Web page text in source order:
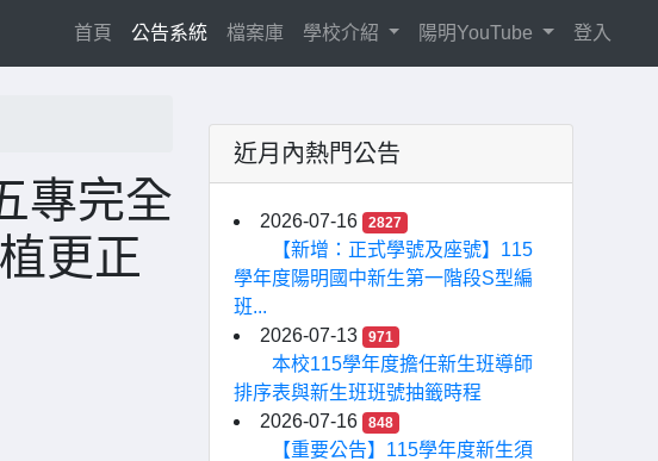
首頁(current)
公告系統 檔案庫 學校介紹 陽明YouTube 登入
專完全
更正
近月內熱門公告
2026-07-16 2827
【新增：正式學號及座號】115
學年度陽明國中新生第一階段S型編
班...
2026-07-13
971
本校115學年度擔任新生班導師
排序表與新生班班號抽籤時程
2026-07-16
848
【重要公告】115學年度新生須